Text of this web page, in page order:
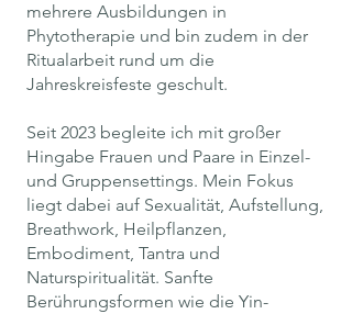
mehrere Ausbildungen in
Phytotherapie und bin zudem in der
Ritualarbeit rund um die
Jahreskreisfeste geschult.
Seit 2023 begleite ich mit großer
Hingabe Frauen und Paare in Einzel-
und Gruppensettings. Mein Fokus
liegt dabei auf Sexualität, Aufstellung,
Breathwork, Heilpflanzen,
Embodiment, Tantra und
Naturspiritualität. Sanfte
Berührungsformen wie die Yin-